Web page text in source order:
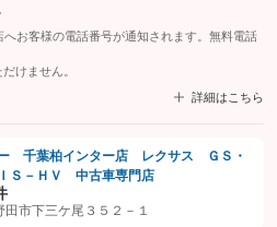
お客様の電話番号が通知されます。無料電話
けません。
詳細はこちら
友だち追加してから「許可する」ボタンを押
ー 千葉柏インター店 レクサス ＧＳ・
Ｓ－ＨＶ 中古車専門店
市下三ケ尾３５２－１